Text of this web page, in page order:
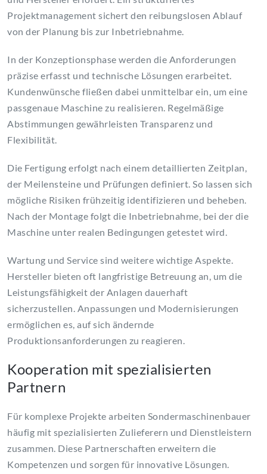
Projektmanagement sichert den reibungslosen Ablauf
von der Planung bis zur Inbetriebnahme.
In der Konzeptionsphase werden die Anforderungen
präzise erfasst und technische Lösungen erarbeitet.
Kundenwünsche fließen dabei unmittelbar ein, um eine
passgenaue Maschine zu realisieren. Regelmäßige
Abstimmungen gewährleisten Transparenz und
Flexibilität.
Die Fertigung erfolgt nach einem detaillierten Zeitplan,
der Meilensteine und Prüfungen definiert. So lassen sich
mögliche Risiken frühzeitig identifizieren und beheben.
Nach der Montage folgt die Inbetriebnahme, bei der die
Maschine unter realen Bedingungen getestet wird.
Wartung und Service sind weitere wichtige Aspekte.
Hersteller bieten oft langfristige Betreuung an, um die
Leistungsfähigkeit der Anlagen dauerhaft
sicherzustellen. Anpassungen und Modernisierungen
ermöglichen es, auf sich ändernde
Produktionsanforderungen zu reagieren.
Kooperation mit spezialisierten
Partnern
Für komplexe Projekte arbeiten Sondermaschinenbauer
häufig mit spezialisierten Zulieferern und Dienstleistern
zusammen. Diese Partnerschaften erweitern die
Kompetenzen und sorgen für innovative Lösungen.